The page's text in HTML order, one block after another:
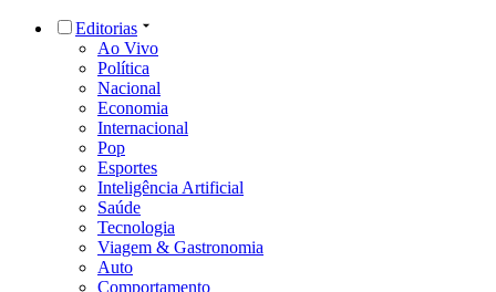
Editorias
Ao Vivo
Política
Nacional
Economia
Internacional
Pop
Esportes
Inteligência Artificial
Saúde
Tecnologia
Viagem & Gastronomia
Auto
Comportamento